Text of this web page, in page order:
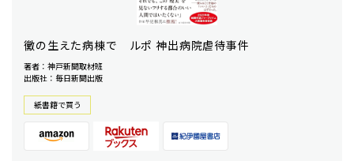
黴の生えた病棟で ルポ 神出病院虐待事件
著者：神戸新聞取材班
出版社：毎日新聞出版
紙書籍で買う